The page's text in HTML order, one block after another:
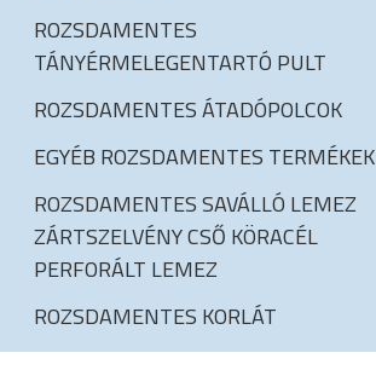
ROZSDAMENTES
TÁNYÉRMELEGENTARTÓ PULT
ROZSDAMENTES ÁTADÓPOLCOK
EGYÉB ROZSDAMENTES TERMÉKEK
ROZSDAMENTES SAVÁLLÓ LEMEZ
ZÁRTSZELVÉNY CSŐ KÖRACÉL
PERFORÁLT LEMEZ
ROZSDAMENTES KORLÁT